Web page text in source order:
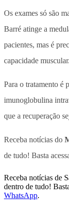
Os exames só são
Barré atinge a
pacientes, mas é
capacidade muscular.
Para o tratamento é
imunoglobulina
que a recuperação
Receba notícias do
de tudo! Basta
Receba notícias de
dentro de tudo!
WhatsApp.